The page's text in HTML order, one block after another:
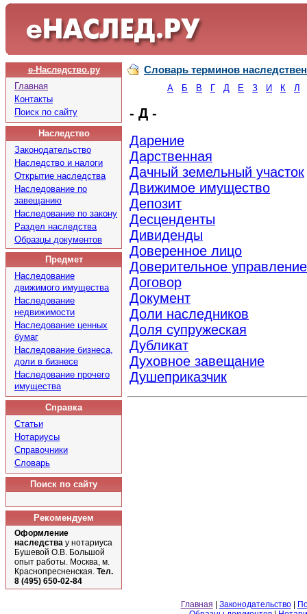
е-Наследство.ру
Главная
Контакты
Поиск по сайту
Наследство
Законодательство
Наследство и налоги
Открытие наследства
Наследование по
завещанию
Наследование по закону
Раздел наследства
Образцы документов
Предмет
Наследование
движимого имущества
Наследование
недвижимости
Наследование ценных
бумаг
Наследование бизнеса,
доли в бизнесе
Наследование прочего
имущества
Справка
Статьи
Нотариусы
Справочники
Словарь
Поиск по сайту
Рекомендуем
Оформление
наследства у нотариуса
Бушевой О.В. Большой
опыт работы. Москва, м.
Краснопресненская. Тел.
8 (495) 650-02-84
Словарь терминов
А Б В Г Д Е З И К Л
- Д -
Дарение
Дарственная
Дачный земельный участок
Движимое имущество
Депозит
Десценденты
Дивиденды
Доверенное лицо
Доверительное
Договор
Документ
Доли наследников
Доля супружеская
Дубликат
Духовное завещание
Душеприказчик
Главная Законодательство|